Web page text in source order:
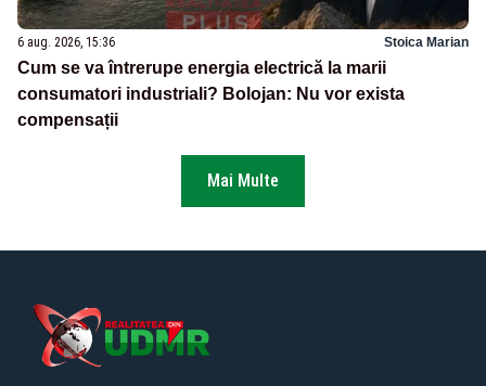
6 aug. 2026, 15:36 Stoica Marian
Cum se va întrerupe energia electrică la marii
consumatori industriali? Bolojan: Nu vor exista
compensații
Mai Multe